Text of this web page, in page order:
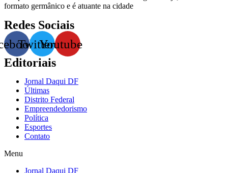
formato germânico e é atuante na cidade
Redes Sociais
TwitterYoutube
Editoriais
Jornal Daqui DF
Últimas
Distrito Federal
Empreendedorismo
Política
Esportes
Contato
Menu
Jornal Daqui DF